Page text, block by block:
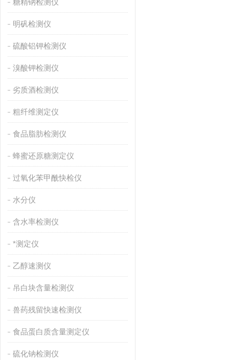
糖精钠检测仪
明矾检测仪
硫酸铝钾检测仪
溴酸钾检测仪
劣质酒检测仪
粗纤维测定仪
食品脂肪检测仪
蜂蜜还原糖测定仪
过氧化苯甲酰快检仪
水分仪
含水率检测仪
*测定仪
乙醇速测仪
吊白块含量检测仪
兽药残留快速检测仪
食品蛋白质含量测定仪
硫化钠检测仪